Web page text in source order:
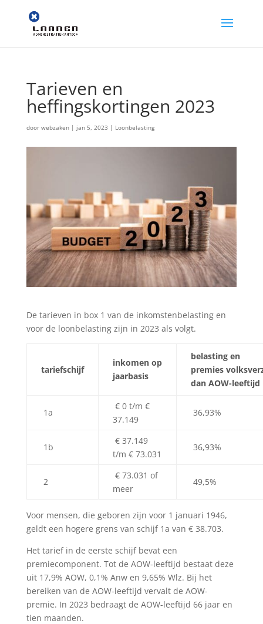
Tarieven en
heffingskortingen 2023
door webzaken| jan 5, 2023 | Loonbelasting
De tarieven in box 1 van de inkomstenbelasting en
voor de loonbelasting zijn in 2023 als volgt.
tariefschijf
inkomen op
jaarbasis
belasting en
premies
dan AOW-leeftijd
1a
€ 0 t/m €
37.149
36,93%
1b
€ 37.149
t/m € 73.031
36,93%
2
€ 73.031 of
meer
49,5%
Voor mensen, die geboren zijn voor 1 januari 1946,
geldt een hogere grens van schijf 1a van € 38.703.
Het tarief in de eerste schijf bevat een
premiecomponent. Tot de AOW-leeftijd bestaat deze
uit 17,9% AOW, 0,1% Anw en 9,65% Wlz. Bij het
bereiken van de AOW-leeftijd vervalt de AOW-
premie. In 2023 bedraagt de AOW-leeftijd 66 jaar en
tien maanden.